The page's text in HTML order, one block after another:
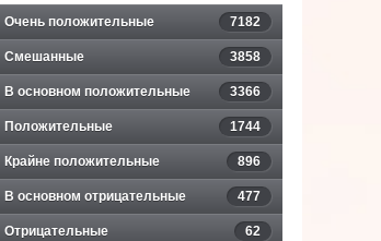
Очень положительные 7182
Смешанные 3858
В основном положительные 3366
Положительные 1744
Крайне положительные 896
В основном отрицательные 477
Отрицательные 62